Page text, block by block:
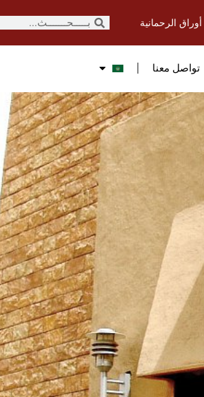
أوراق الرحمانية
تواصل معنا